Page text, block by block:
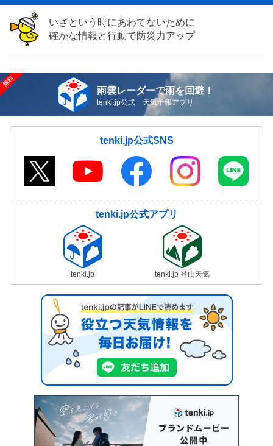
いざという時にあわてないために
確かな情報と行動で防災力アップ
雨雲レーダーで雨を回避！
tenki.jp公式 天気予報アプリ
tenki.jp公式SNS
tenki.jp公式アプリ
tenki.jp tenki.jp 登山天気